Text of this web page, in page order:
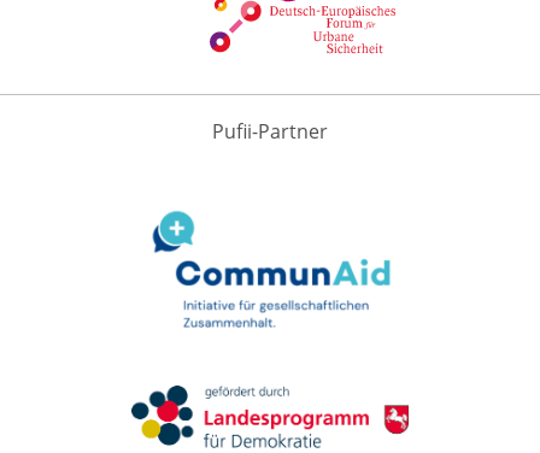
Pufii-Partner